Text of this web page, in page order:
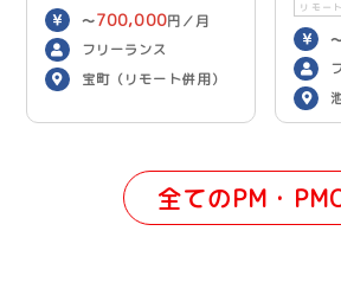
〜700,000円／月
フリーランス
宝町（リモート併用）
リモー
全てのPM・